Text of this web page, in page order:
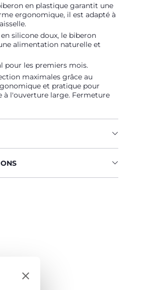
en plastique garantit une
ergonomique, il est adapté à
silicone doux, le biberon
alimentation naturelle et
pour les premiers mois.
maximales grâce au
et pratique pour
à l'ouverture large. Fermeture